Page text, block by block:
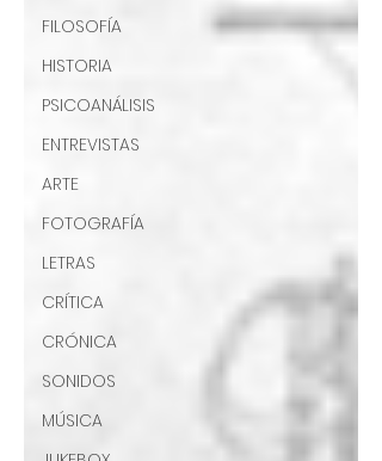
FILOSOFÍA
HISTORIA
PSICOANÁLISIS
ENTREVISTAS
ARTE
FOTOGRAFÍA
LETRAS
CRÍTICA
CRÓNICA
SONIDOS
MÚSICA